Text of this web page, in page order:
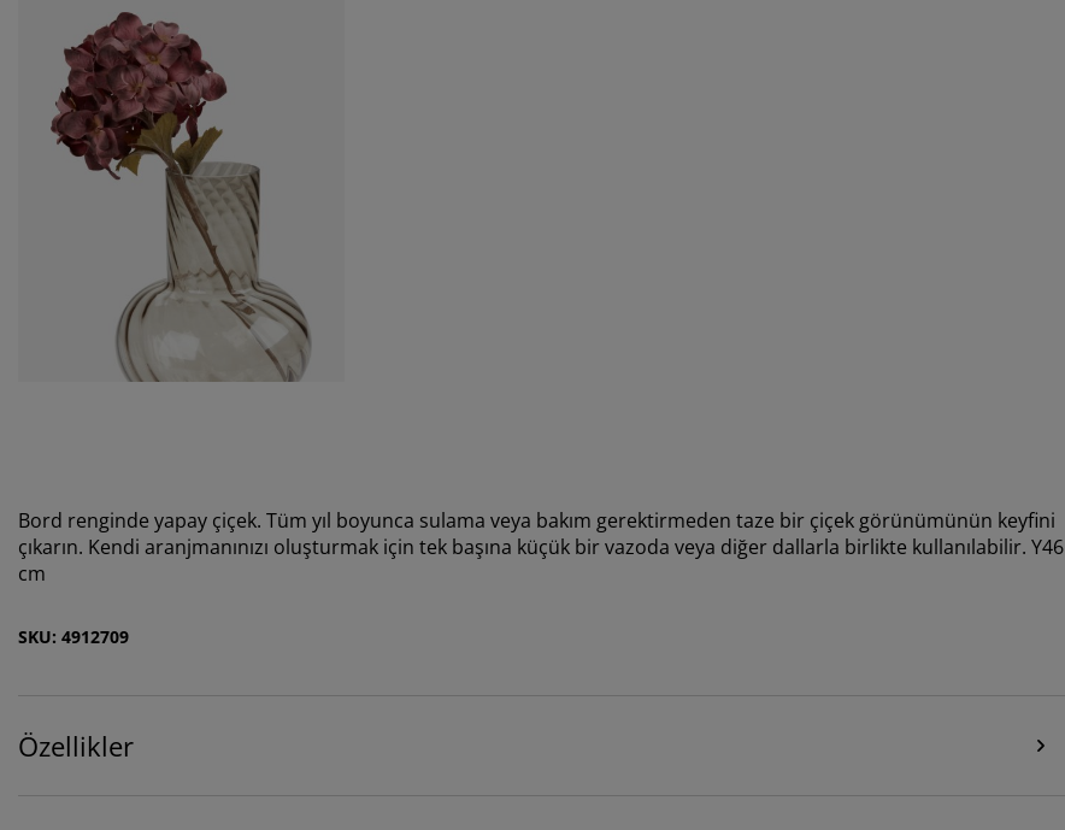
Bord renginde yapay çiçek. Tüm yıl boyunca sulama veya bakım gerektirmeden taze bir çiçek görünümünün keyfini
çıkarın. Kendi aranjmanınızı oluşturmak için tek başına küçük bir vazoda veya diğer dallarla birlikte kullanılabilir. Y46
cm
SKU: 4912709
Özellikler